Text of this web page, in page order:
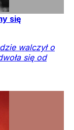
się
walczył o
się od